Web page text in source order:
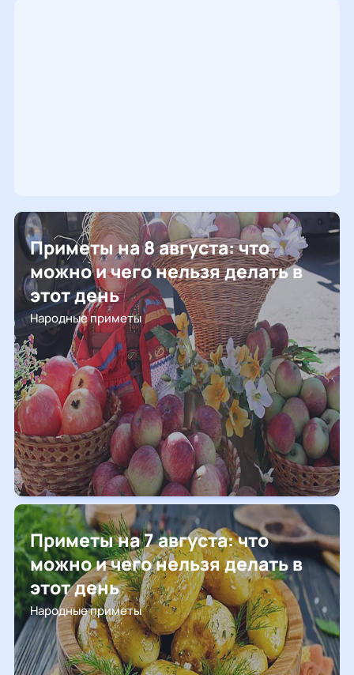
Приметы на 8 августа: что
можно и чего нельзя делать в
этот день
Народные приметы
Приметы на 7 августа: что
можно и чего нельзя делать в
этот день
Народные приметы